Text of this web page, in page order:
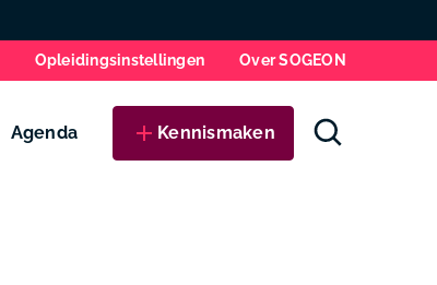
Opleidingsinstellingen Over SOGEON
Agenda Kennismaken